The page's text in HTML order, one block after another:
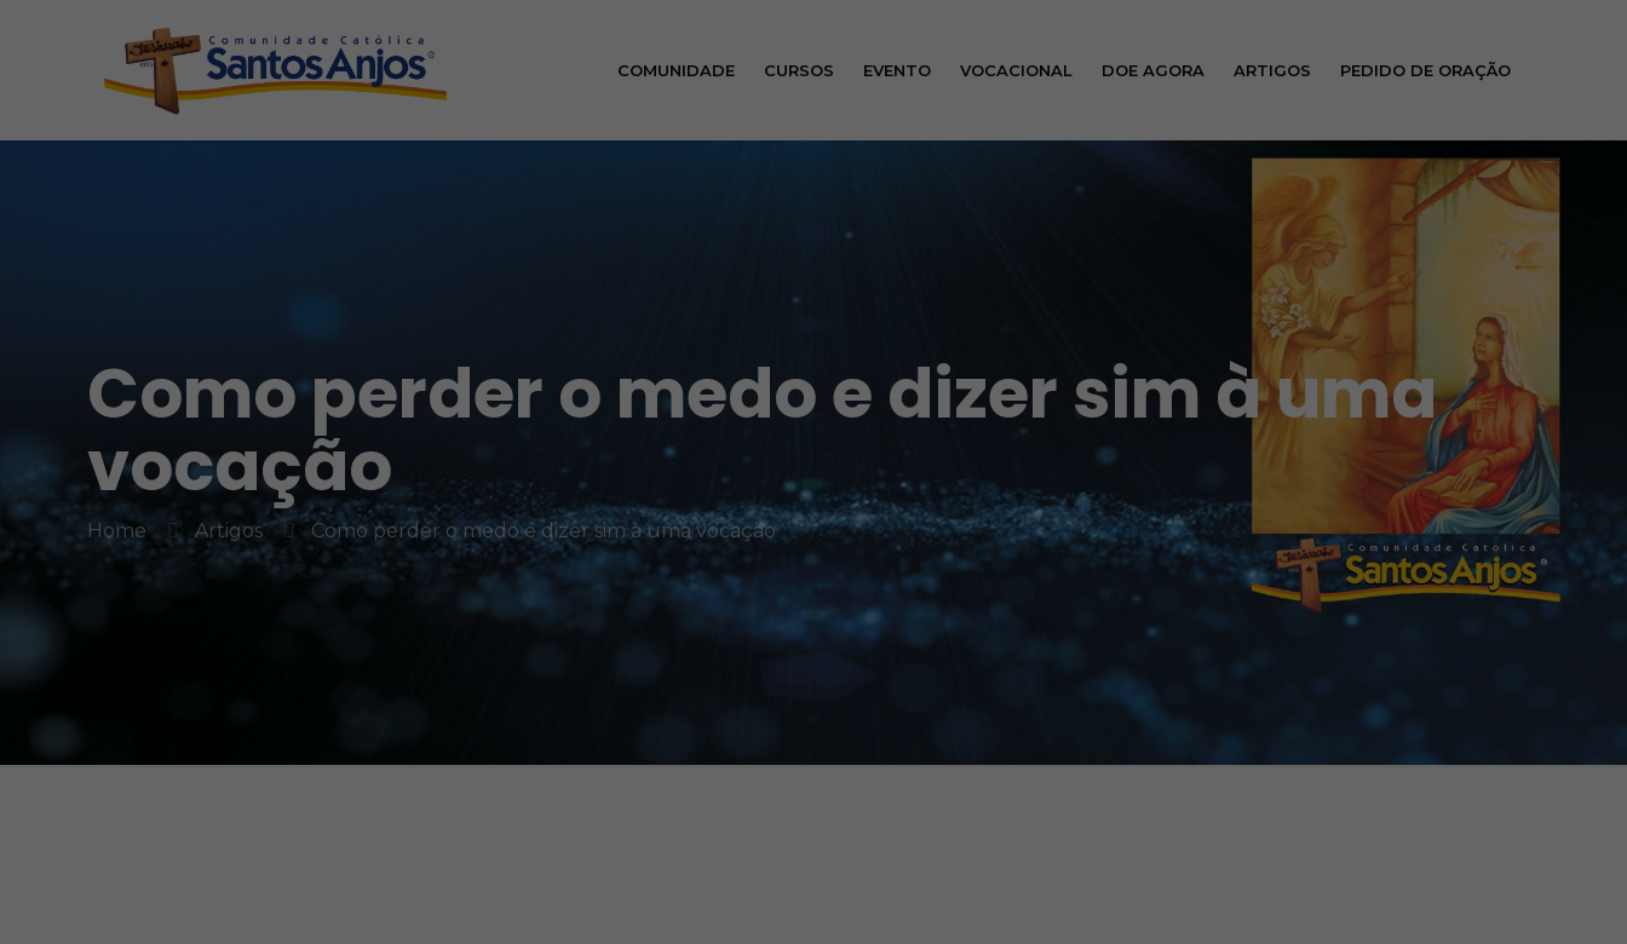
COMUNIDADE CURSOS EVENTO VOCACIONAL DOE AGORA ARTIGOS PEDIDO DE ORAÇÃO
Como perder o medo e dizer sim à uma
vocação
Home Artigos Como perder o medo e dizer sim à uma vocação